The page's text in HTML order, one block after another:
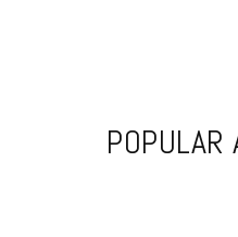
POPULAR